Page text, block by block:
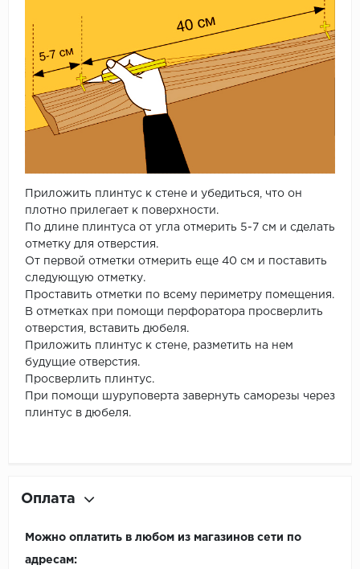
Приложить плинтус к стене и убедиться, что он
плотно прилегает к поверхности.
По длине плинтуса от угла отмерить 5-7 см и сделать
отметку для отверстия.
От первой отметки отмерить еще 40 см и поставить
следующую отметку.
Проставить отметки по всему периметру помещения.
В отметках при помощи перфоратора просверлить
отверстия, вставить дюбеля.
Приложить плинтус к стене, разметить на нем
будущие отверстия.
Просверлить плинтус.
При помощи шуруповерта завернуть саморезы через
плинтус в дюбеля.
Оплата
Можно оплатить в любом из магазинов сети по
адресам: